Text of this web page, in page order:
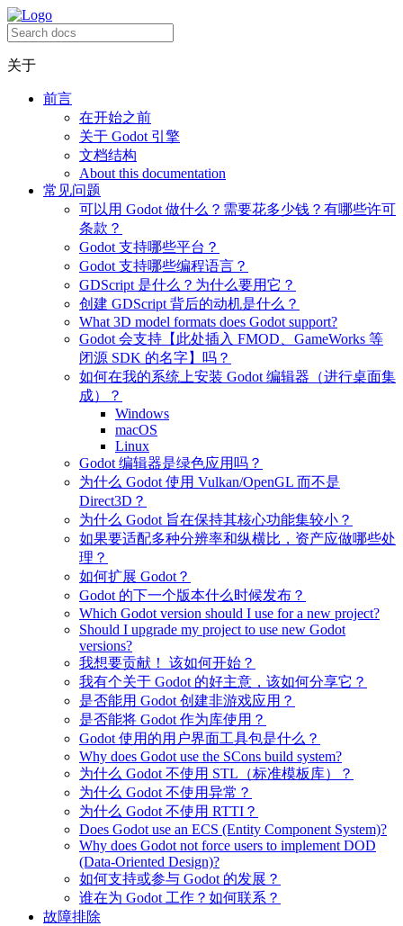
关于
前言
在开始之前
关于 Godot 引擎
文档结构
About this documentation
常见问题
可以用 Godot 做什么？需要花多少钱？有哪些许可
条款？
Godot 支持哪些平台？
Godot 支持哪些编程语言？
GDScript 是什么？为什么要用它？
创建 GDScript 背后的动机是什么？
What 3D model formats does Godot support?
Godot 会支持【此处插入 FMOD、GameWorks 等
闭源 SDK 的名字】吗？
如何在我的系统上安装 Godot 编辑器（进行桌面集
成）？
Windows
macOS
Linux
Godot 编辑器是绿色应用吗？
为什么 Godot 使用 Vulkan/OpenGL 而不是
Direct3D？
为什么 Godot 旨在保持其核心功能集较小？
如果要适配多种分辨率和纵横比，资产应做哪些处
理？
如何扩展 Godot？
Godot 的下一个版本什么时候发布？
Which Godot version should I use for a new project?
Should I upgrade my project to use new Godot
versions?
我想要贡献！ 该如何开始？
我有个关于 Godot 的好主意，该如何分享它？
是否能用 Godot 创建非游戏应用？
是否能将 Godot 作为库使用？
Godot 使用的用户界面工具包是什么？
Why does Godot use the SCons build system?
为什么 Godot 不使用 STL（标准模板库）？
为什么 Godot 不使用异常？
为什么 Godot 不使用 RTTI？
Does Godot use an ECS (Entity Component System)?
Why does Godot not force users to implement DOD
(Data-Oriented Design)?
如何支持或参与 Godot 的发展？
谁在为 Godot 工作？如何联系？
故障排除